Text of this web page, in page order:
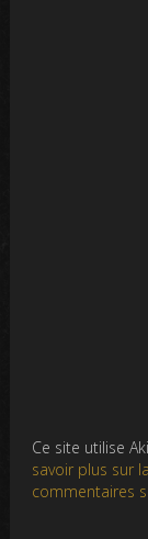
Ce site utilise
savoir plus sur
commentaires